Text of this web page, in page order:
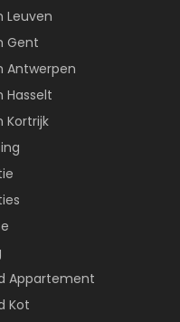
Leuven
Gent
Antwerpen
Hasselt
Kortrijk
Appartement
Kot